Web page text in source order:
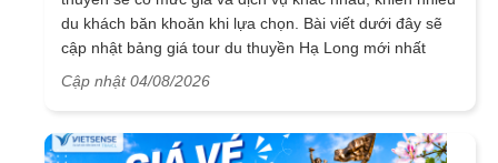
du khách băn khoăn khi lựa chọn. Bài viết dưới đây sẽ
cập nhật bảng giá tour du thuyền Hạ Long mới nhất
2026 từ 3 - 6 sao, giúp bạn dễ dàng so sánh và tìm
Cập nhật 04/08/2026